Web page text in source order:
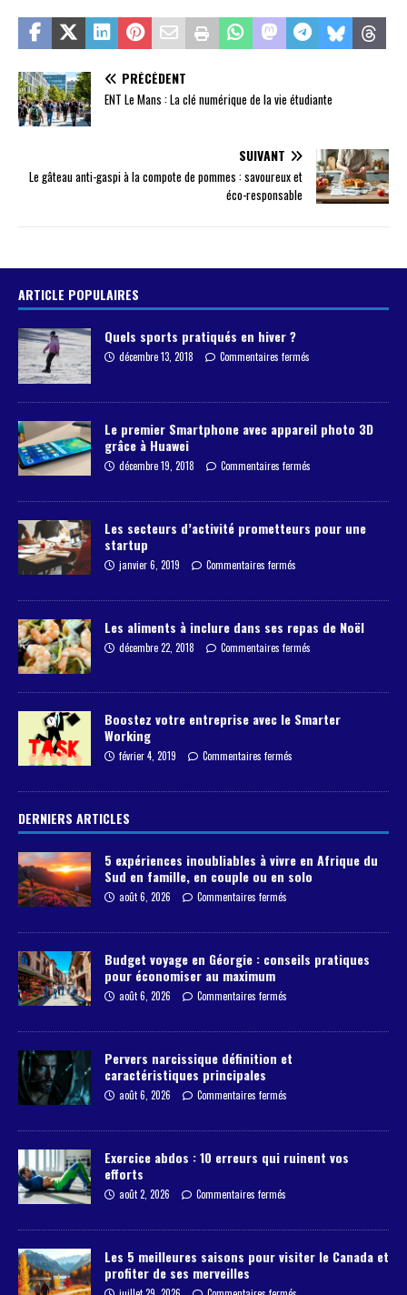
PRÉCÉDENT
ENT Le Mans : La clé numérique de la vie étudiante
SUIVANT
Le gâteau anti-gaspi à la compote de pommes : savoureux et
éco-responsable
ARTICLE POPULAIRES
Quels sports pratiqués en hiver ?
décembre 13, 2018 Commentaires fermés
Le premier Smartphone avec appareil photo 3D
grâce à Huawei
décembre 19, 2018 Commentaires fermés
Les secteurs d’activité prometteurs pour une
startup
janvier 6, 2019 Commentaires fermés
Les aliments à inclure dans ses repas de Noël
décembre 22, 2018 Commentaires fermés
Boostez votre entreprise avec le Smarter
Working
février 4, 2019 Commentaires fermés
DERNIERS ARTICLES
5 expériences inoubliables à vivre en Afrique du
Sud en famille, en couple ou en solo
août 6, 2026 Commentaires fermés
Budget voyage en Géorgie : conseils pratiques
pour économiser au maximum
août 6, 2026 Commentaires fermés
Pervers narcissique définition et
caractéristiques principales
août 6, 2026 Commentaires fermés
Exercice abdos : 10 erreurs qui ruinent vos
efforts
août 2, 2026 Commentaires fermés
Les 5 meilleures saisons pour visiter le Canada et
profiter de ses merveilles